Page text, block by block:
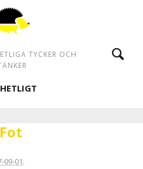
TYCKER OCH
09-01.